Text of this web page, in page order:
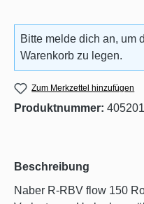
Bitte melde dich an, um
Warenkorb zu legen.
Zum Merkzettel hinzufügen
Produktnummer:
Beschreibung
Naber R-RBV flow 150